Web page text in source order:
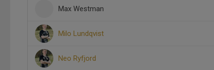
Max Westman
Milo Lundqvist
Neo Ryfjord